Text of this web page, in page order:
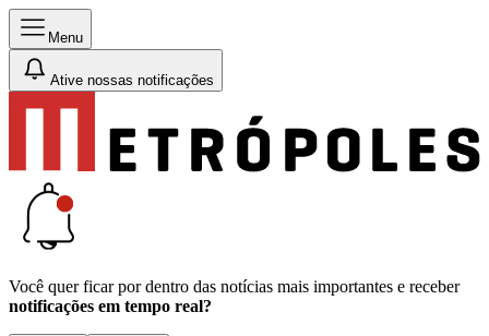
Menu
Ative nossas notificações
Você quer ficar por dentro das notícias mais importantes e receber
notificações em tempo real?